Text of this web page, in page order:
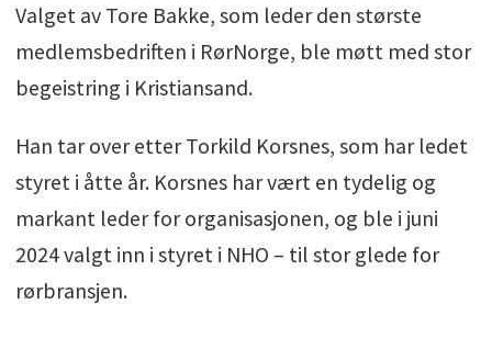
Valget av Tore Bakke, som leder den største
medlemsbedriften i RørNorge, ble møtt med stor
begeistring i Kristiansand.
Han tar over etter Torkild Korsnes, som har ledet
styret i åtte år. Korsnes har vært en tydelig og
markant leder for organisasjonen, og ble i juni
2024 valgt inn i styret i NHO – til stor glede for
rørbransjen.